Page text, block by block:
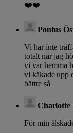
❤️❤️
Pontus
Vi har inte
totalt när jag
vi var hemma
vi käkade upp
bättre så
Charlotte
För min